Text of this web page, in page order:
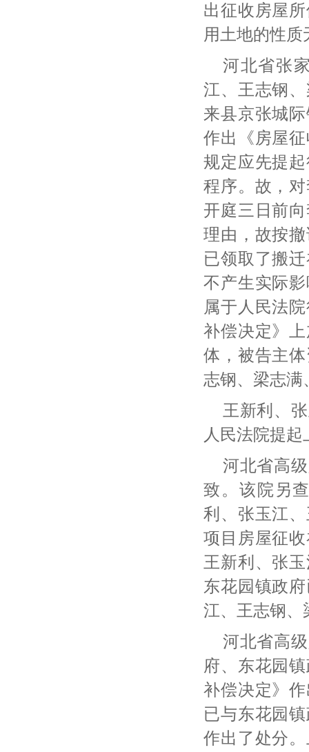
出征收房屋
用土地的性质
河北省张
江、王志钢
来县京张城
作出《房屋
规定应先提
程序。故，
开庭三日前
理由，故按
已领取了搬
不产生实际
属于人民法
补偿决定》
体，被告主
志钢、梁志满
王新利、
人民法院提起
河北省高
致。该院另
利、张玉江
项目房屋征
王新利、张
东花园镇政
江、王志钢、
河北省高
府、东花园
补偿决定》
已与东花园
作出了处分